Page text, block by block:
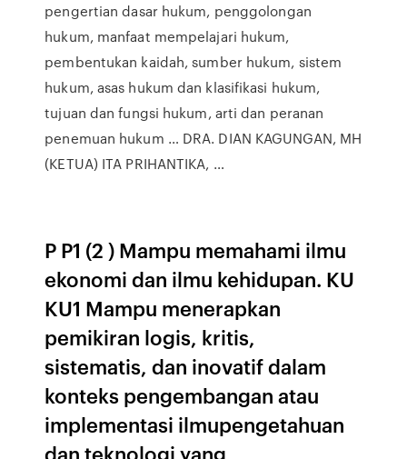
pengertian dasar hukum, penggolongan
hukum, manfaat mempelajari hukum,
pembentukan kaidah, sumber hukum, sistem
hukum, asas hukum dan klasifikasi hukum,
tujuan dan fungsi hukum, arti dan peranan
penemuan hukum … DRA. DIAN KAGUNGAN, MH
(KETUA) ITA PRIHANTIKA, …
P P1 (2 ) Mampu memahami ilmu
ekonomi dan ilmu kehidupan. KU
KU1 Mampu menerapkan
pemikiran logis, kritis,
sistematis, dan inovatif dalam
konteks pengembangan atau
implementasi ilmupengetahuan
dan teknologi yang